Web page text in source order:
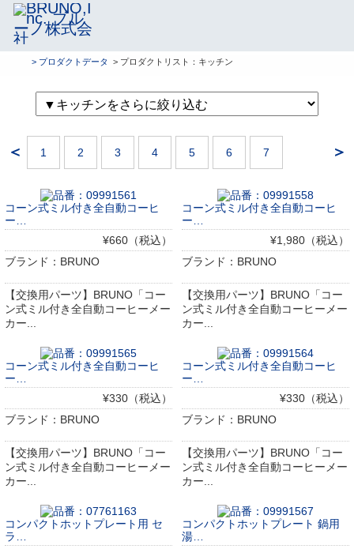
> プロダクトデータ > プロダクトリスト：キッチン
1 2 3 4 5 6 7
＜ ＞
コーン式ミル付き全自動コーヒ
ー…
¥660（税込）
ブランド：BRUNO
【交換用パーツ】BRUNO「コー
ン式ミル付き全自動コーヒーメー
カー...
コーン式ミル付き全自動コーヒ
ー…
¥1,980（税込）
ブランド：BRUNO
【交換用パーツ】BRUNO「コー
ン式ミル付き全自動コーヒーメー
カー...
コーン式ミル付き全自動コーヒ
ー…
¥330（税込）
ブランド：BRUNO
【交換用パーツ】BRUNO「コー
ン式ミル付き全自動コーヒーメー
カー...
コーン式ミル付き全自動コーヒ
ー…
¥330（税込）
ブランド：BRUNO
【交換用パーツ】BRUNO「コー
ン式ミル付き全自動コーヒーメー
カー...
コンパクトホットプレート用 セ
ラ…
コンパクトホットプレート 鍋用
湯…